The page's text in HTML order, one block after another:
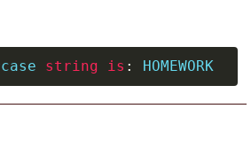
string is : HOMEWORK